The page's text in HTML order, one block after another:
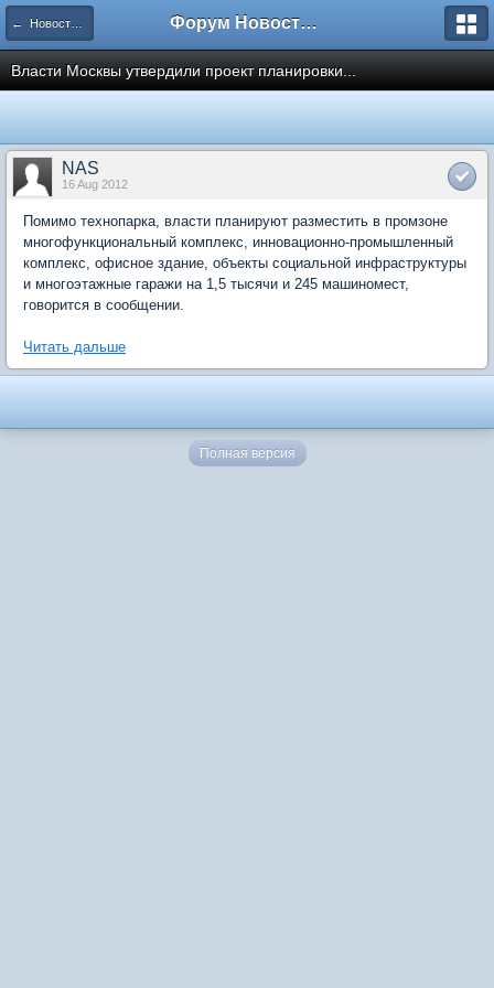
← Новости рынка недвижимости Форум Новостройки
Власти Москвы утвердили проект планировки...
NAS
16 Aug 2012
Помимо технопарка, власти планируют разместить в промзоне
многофункциональный комплекс, инновационно-промышленный
комплекс, офисное здание, объекты социальной инфраструктуры
и многоэтажные гаражи на 1,5 тысячи и 245 машиномест,
говорится в сообщении.
Читать дальше
Полная версия